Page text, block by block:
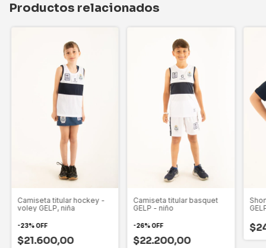
Productos relacionados
Camiseta titular hockey -
voley GELP, niña
-23%OFF
$21.600,00
Camiseta titular basquet
GELP - niño
-26%OFF
$22.200,00